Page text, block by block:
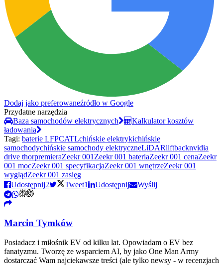
Dodaj jako preferowaneźródło w Google
Przydatne narzędzia
Baza samochodów elektrycznych
Kalkulator kosztów
ładowania
Tagi: baterie LFPCATLchińskie elektrykichińskie
samochodychińskie samochody elektryczneLiDARliftbacknvidia
drive thorpremieraZeekr 001Zeekr 001 bateriaZeekr 001 cenaZeekr
001 mocZeekr 001 specyfikacjaZeekr 001 wnętrzeZeekr 001
wyglądZeekr 001 zasięg
Udostępnij2 Tweet1 Udostępnij Wyślij
Marcin Tymków
Posiadacz i miłośnik EV od kilku lat. Opowiadam o EV bez
fanatyzmu. Tworzę ze wsparciem AI, by jako One Man Army
dostarczać Wam najciekawsze treści (ale tylko newsy - w recenzjach